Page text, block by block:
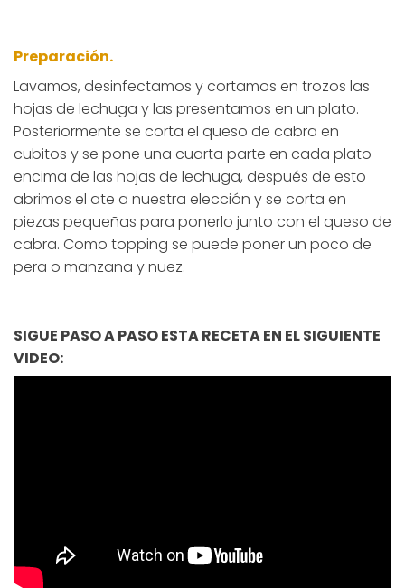
Preparación.
Lavamos, desinfectamos y cortamos en trozos las
hojas de lechuga y las presentamos en un plato.
Posteriormente se corta el queso de cabra en
cubitos y se pone una cuarta parte en cada plato
encima de las hojas de lechuga, después de esto
abrimos el ate a nuestra elección y se corta en
piezas pequeñas para ponerlo junto con el queso de
cabra. Como topping se puede poner un poco de
pera o manzana y nuez.
SIGUE PASO A PASO ESTA RECETA EN EL SIGUIENTE
VIDEO: